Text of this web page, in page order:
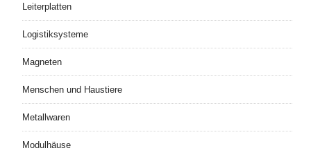
Leiterplatten
Logistiksysteme
Magneten
Menschen und Haustiere
Metallwaren
Modulhäuse